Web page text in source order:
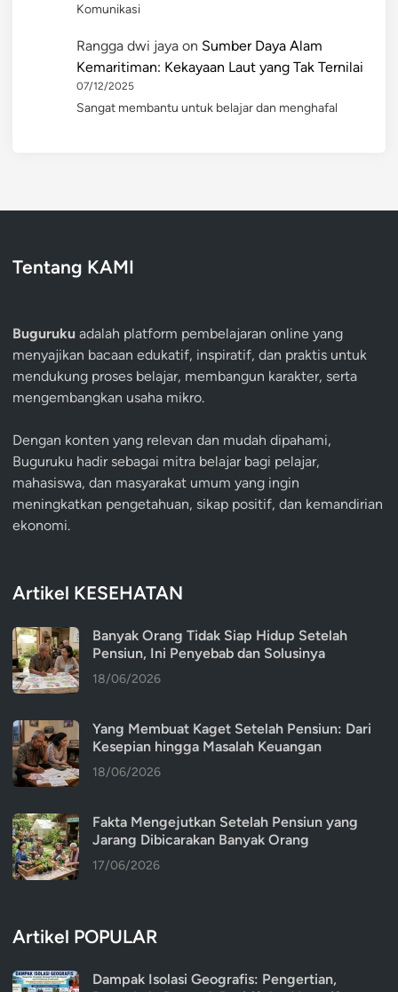
Komunikasi
Rangga dwi jaya on Sumber Daya Alam
Kemaritiman: Kekayaan Laut yang Tak Ternilai
07/12/2025
Sangat membantu untuk belajar dan menghafal
Tentang KAMI
Buguruku adalah platform pembelajaran online yang
menyajikan bacaan edukatif, inspiratif, dan praktis untuk
mendukung proses belajar, membangun karakter, serta
mengembangkan usaha mikro.
Dengan konten yang relevan dan mudah dipahami,
Buguruku hadir sebagai mitra belajar bagi pelajar,
mahasiswa, dan masyarakat umum yang ingin
meningkatkan pengetahuan, sikap positif, dan kemandirian
ekonomi.
Artikel KESEHATAN
Banyak Orang Tidak Siap Hidup Setelah
Pensiun, Ini Penyebab dan Solusinya
18/06/2026
Yang Membuat Kaget Setelah Pensiun: Dari
Kesepian hingga Masalah Keuangan
18/06/2026
Fakta Mengejutkan Setelah Pensiun yang
Jarang Dibicarakan Banyak Orang
17/06/2026
Artikel POPULAR
Dampak Isolasi Geografis: Pengertian,